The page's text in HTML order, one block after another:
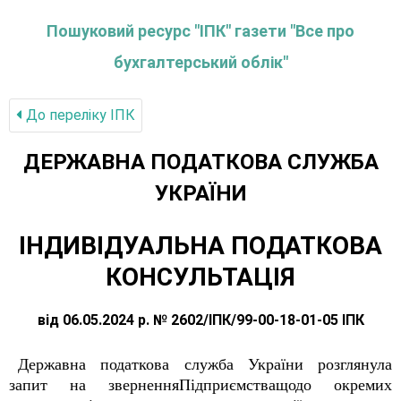
Пошуковий ресурс "ІПК" газети "Все про
бухгалтерський облік"
До переліку IПК
ДЕРЖАВНА ПОДАТКОВА СЛУЖБА
УКРАЇНИ
ІНДИВІДУАЛЬНА ПОДАТКОВА
КОНСУЛЬТАЦІЯ
від 06.05.2024 р. № 2602/ІПК/99-00-18-01-05 ІПК
Державна податкова служба України розглянула
запит на зверненняПідприємстващодо окремих